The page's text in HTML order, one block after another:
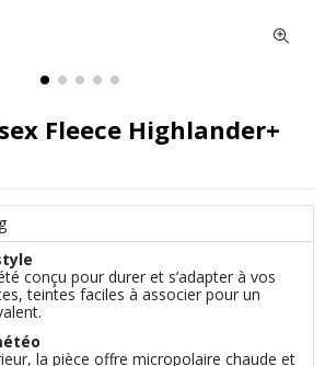
Fleece Highlander+
conçu pour durer et s’adapter à vos
teintes faciles à associer pour un
la pièce offre micropolaire chaude et